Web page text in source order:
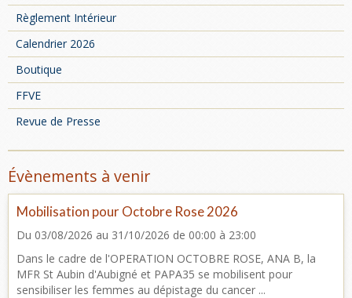
Règlement Intérieur
Calendrier 2026
Boutique
FFVE
Revue de Presse
Évènements à venir
Mobilisation pour Octobre Rose 2026
Du 03/08/2026 au 31/10/2026 de 00:00 à 23:00
Dans le cadre de l'OPERATION OCTOBRE ROSE, ANA B, la
MFR St Aubin d'Aubigné et PAPA35 se mobilisent pour
sensibiliser les femmes au dépistage du cancer ...